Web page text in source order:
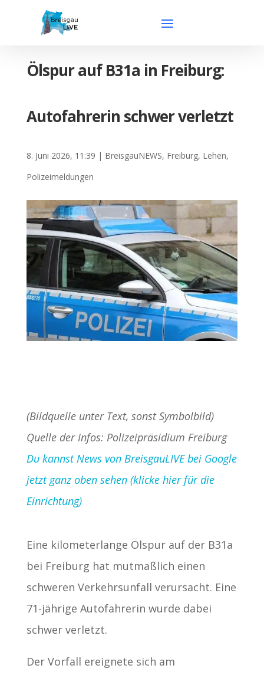
Ölspur auf B31a in Freiburg:
Autofahrerin schwer verletzt
8. Juni 2026, 11:39 | BreisgauNEWS, Freiburg, Lehen,
Polizeimeldungen
(Bildquelle unter Text, sonst Symbolbild)
Quelle der Infos: Polizeipräsidium Freiburg
Du kannst News von BreisgauLIVE bei Google
jetzt ganz oben sehen (klicke hier für die
Einrichtung)
Eine kilometerlange Ölspur auf der B31a
bei Freiburg hat mutmaßlich einen
schweren Verkehrsunfall verursacht. Eine
71-jährige Autofahrerin wurde dabei
schwer verletzt.
Der Vorfall ereignete sich am